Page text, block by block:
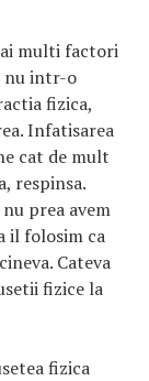
multi factori
nu intr-o
fizica,
Infatisarea
cat de mult
respinsa.
prea avem
il folosim ca
Cateva
fizice la
fizica